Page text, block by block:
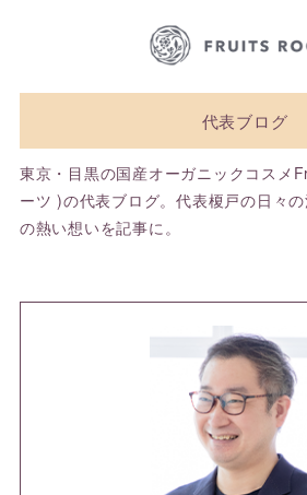
代表ブログ
東京・目黒の国産オーガニックコスメ
ーツ )の代表ブログ。代表榎戸の日々
の熱い想いを記事に。